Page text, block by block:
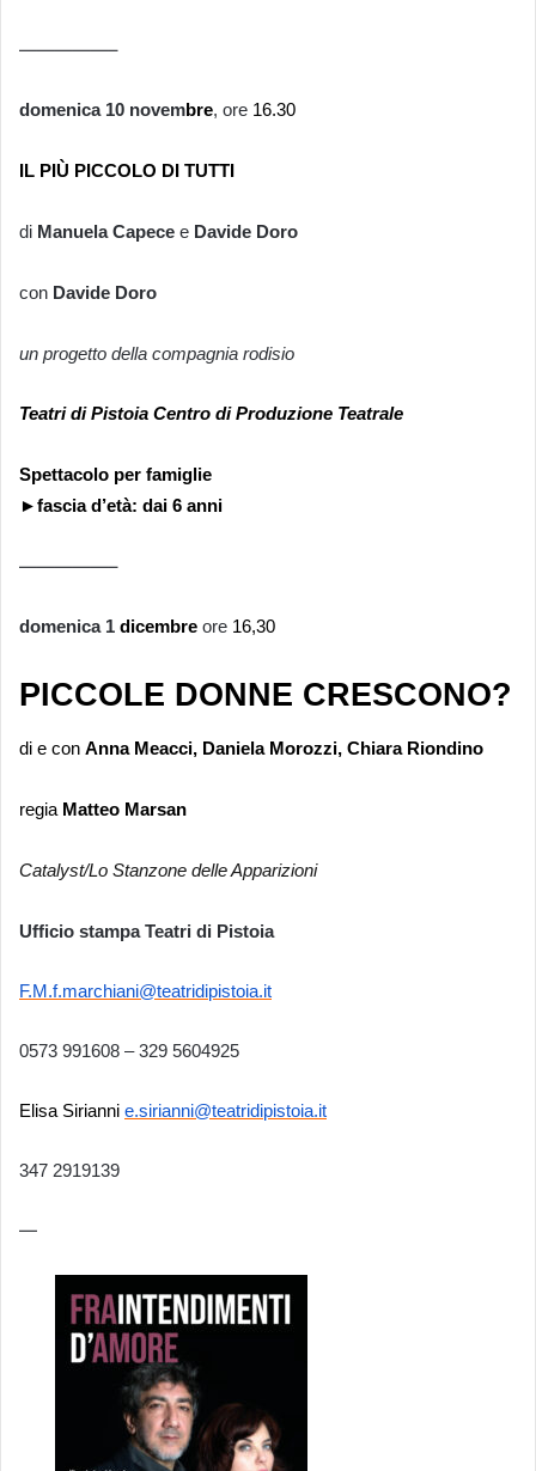
—————–
domenica 10 novembre, ore 16.30
IL PIÙ PICCOLO DI TUTTI
di Manuela Capece e Davide Doro
con Davide Doro
un progetto della compagnia rodisio
Teatri di Pistoia Centro di Produzione Teatrale
Spettacolo per famiglie
►fascia d’età: dai 6 anni
—————–
domenica 1 dicembre ore 16,30
PICCOLE DONNE CRESCONO?
di e con Anna Meacci, Daniela Morozzi, Chiara Riondino
regia Matteo Marsan
Catalyst/Lo Stanzone delle Apparizioni
Ufficio stampa Teatri di Pistoia
F.M.f.marchiani@teatridipistoia.it
0573 991608 – 329 5604925
Elisa Sirianni e.sirianni@teatridipistoia.it
347 2919139
—